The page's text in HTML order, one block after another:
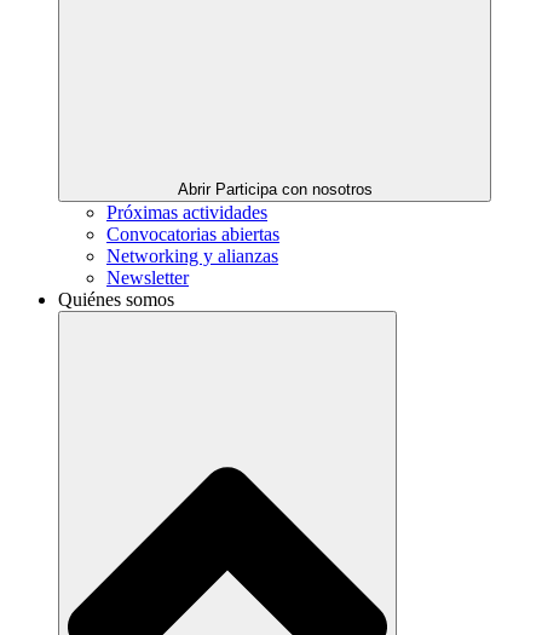
Abrir Participa con nosotros
Próximas actividades
Convocatorias abiertas
Networking y alianzas
Newsletter
Quiénes somos